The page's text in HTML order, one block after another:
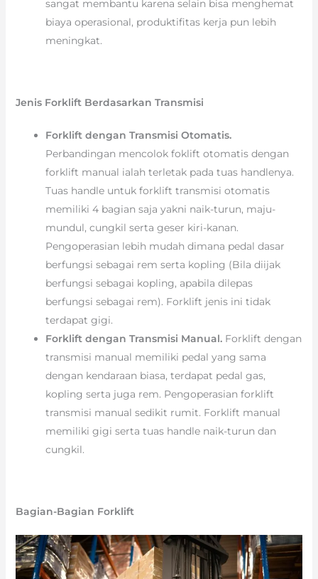
sangat membantu karena selain bisa menghemat
biaya operasional, produktifitas kerja pun lebih
meningkat.
Jenis Forklift Berdasarkan Transmisi
Forklift dengan Transmisi Otomatis.
Perbandingan mencolok foklift otomatis dengan
forklift manual ialah terletak pada tuas handlenya.
Tuas handle untuk forklift transmisi otomatis
memiliki 4 bagian saja yakni naik-turun, maju-
mundul, cungkil serta geser kiri-kanan.
Pengoperasian lebih mudah dimana pedal dasar
berfungsi sebagai rem serta kopling (Bila diijak
berfungsi sebagai kopling, apabila dilepas
berfungsi sebagai rem). Forklift jenis ini tidak
terdapat gigi.
Forklift dengan Transmisi Manual.Forklift dengan
transmisi manual memiliki pedal yang sama
dengan kendaraan biasa, terdapat pedal gas,
kopling serta juga rem. Pengoperasian forklift
transmisi manual sedikit rumit. Forklift manual
memiliki gigi serta tuas handle naik-turun dan
cungkil.
Bagian-Bagian Forklift